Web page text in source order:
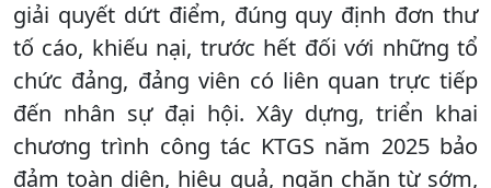
giải quyết dứt điểm, đúng quy định đơn thư
tố cáo, khiếu nại, trước hết đối với những tổ
chức đảng, đảng viên có liên quan trực tiếp
đến nhân sự đại hội. Xây dựng, triển khai
chương trình công tác KTGS năm 2025 bảo
đảm toàn diện, hiệu quả, ngăn chặn từ sớm,